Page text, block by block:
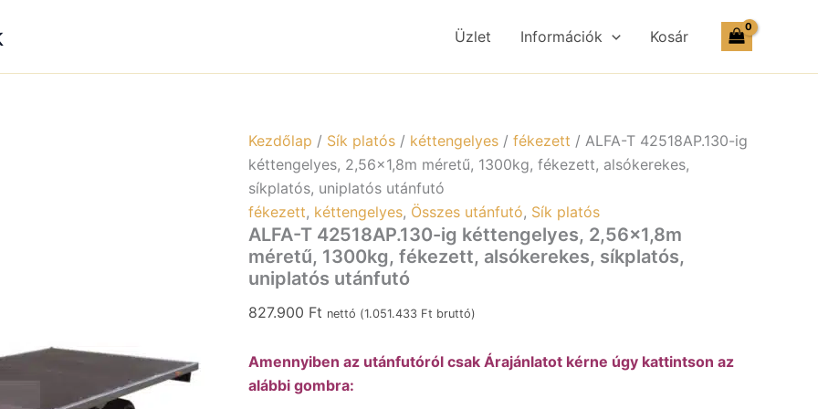
Üzlet Információk Kosár
Kezdőlap / Sík platós / kéttengelyes / fékezett / ALFA-T 42518AP.130-ig
kéttengelyes, 2,56×1,8m méretű, 1300kg, fékezett, alsókerekes,
síkplatós, uniplatós utánfutó
fékezett, kéttengelyes, Összes utánfutó, Sík platós
ALFA-T 42518AP.130-ig kéttengelyes, 2,56×1,8m
méretű, 1300kg, fékezett, alsókerekes, síkplatós,
uniplatós utánfutó
827.900 Ft nettó (1.051.433 Ft bruttó)
Amennyiben az utánfutóról csak Árajánlatot kérne úgy kattintson az
alábbi gombra:
2,56×1,8m
1300kg,
síkplatós,
uniplatós
utánfutó